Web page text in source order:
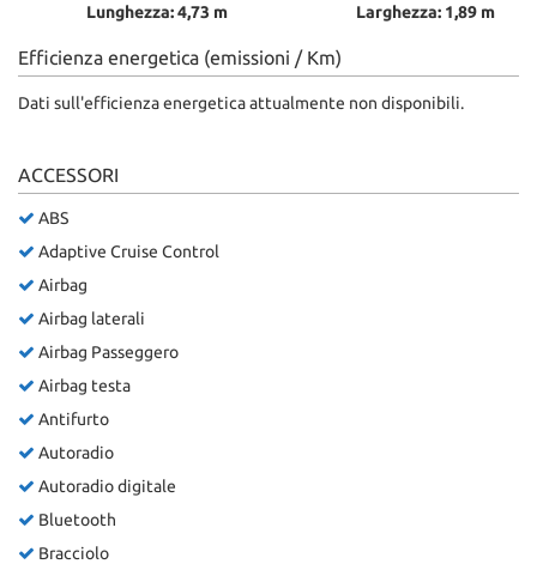
Lunghezza: 4,73 m Larghezza: 1,89 m
Efficienza energetica (emissioni / Km)
Dati sull'efficienza energetica attualmente non disponibili.
ACCESSORI
ABS
Adaptive Cruise Control
Airbag
Airbag laterali
Airbag Passeggero
Airbag testa
Antifurto
Autoradio
Autoradio digitale
Bluetooth
Bracciolo